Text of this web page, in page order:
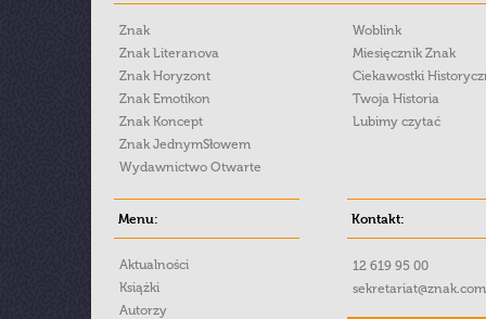
Znak
Znak Literanova
Znak Horyzont
Znak Emotikon
Znak Koncept
Znak JednymSłowem
Wydawnictwo Otwarte
Woblink
Miesięcznik Znak
Ciekawostki
Twoja Historia
Lubimy czytać
Menu:
Aktualności
Książki
Autorzy
Kontakt:
12 619 95 00